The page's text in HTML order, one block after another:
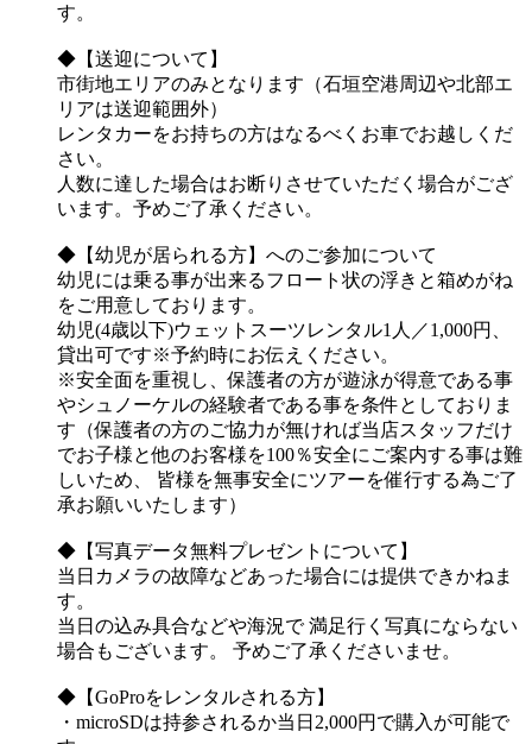
す。
◆【送迎について】
市街地エリアのみとなります（石垣空港周辺や北部エ
リアは送迎範囲外）
レンタカーをお持ちの方はなるべくお車でお越しくだ
さい。
人数に達した場合はお断りさせていただく場合がござ
います。予めご了承ください。
◆【幼児が居られる方】へのご参加について
幼児には乗る事が出来るフロート状の浮きと箱めがね
をご用意しております。
幼児(4歳以下)ウェットスーツレンタル1人／1,000円、
貸出可です※予約時にお伝えください。
※安全面を重視し、保護者の方が遊泳が得意である事
やシュノーケルの経験者である事を条件としておりま
す（保護者の方のご協力が無ければ当店スタッフだけ
でお子様と他のお客様を100％安全にご案内する事は難
しいため、 皆様を無事安全にツアーを催行する為ご了
承お願いいたします）
◆【写真データ無料プレゼントについて】
当日カメラの故障などあった場合には提供できかねま
す。
当日の込み具合などや海況で 満足行く写真にならない
場合もございます。 予めご了承くださいませ。
◆【GoProをレンタルされる方】
・microSDは持参されるか当日2,000円で購入が可能で